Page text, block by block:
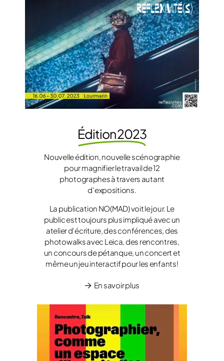
Édition 2023
Nouvelle édition, nouvelle scénographie
pour magnifier le travail de 12
photographes à travers autant
d’expositions.
La publication NO(MAD) voit le jour. Le
public est toujours plus impliqué avec un
atelier d’écriture, des conférences, des
photowalks avec Leica, des rencontres,
un concours de pétanque, un concert et
même un jeu interactif pour les enfants!
En savoir plus